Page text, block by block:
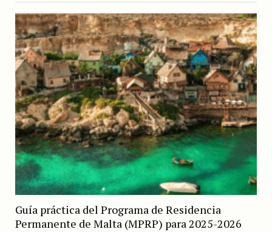
Guía práctica del Programa de Residencia
Permanente de Malta (MPRP) para 2025-2026